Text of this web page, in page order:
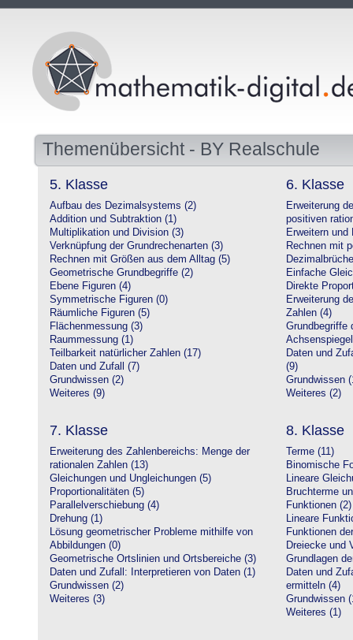
Themenübersicht - BY Realschule
5. Klasse
Aufbau des Dezimalsystems (2)
Addition und Subtraktion (1)
Multiplikation und Division (3)
Verknüpfung der Grundrechenarten (3)
Rechnen mit Größen aus dem Alltag (5)
Geometrische Grundbegriffe (2)
Ebene Figuren (4)
Symmetrische Figuren (0)
Räumliche Figuren (5)
Flächenmessung (3)
Raummessung (1)
Teilbarkeit natürlicher Zahlen (17)
Daten und Zufall (7)
Grundwissen (2)
Weiteres (9)
6. Klasse
Erweiterung
positiven
Erweitern und
Rechnen mit
Einfache
Direkte
Erweiterung
Zahlen (4)
Grundbegriffe
Daten und
(9)
Grundwissen
Weiteres (2)
7. Klasse
Erweiterung des Zahlenbereichs: Menge der
rationalen Zahlen (13)
Gleichungen und Ungleichungen (5)
Proportionalitäten (5)
Parallelverschiebung (4)
Drehung (1)
Lösung geometrischer Probleme mithilfe von
Abbildungen (0)
Geometrische Ortslinien und Ortsbereiche (3)
Daten und Zufall: Interpretieren von Daten (1)
Grundwissen (2)
Weiteres (3)
8. Klasse
Terme (11)
Binomische
Lineare
Bruchterme
Funktionen (2)
Lineare
Funktionen
Dreiecke und
Grundlagen
Daten und
ermitteln (4)
Grundwissen
Weiteres (1)